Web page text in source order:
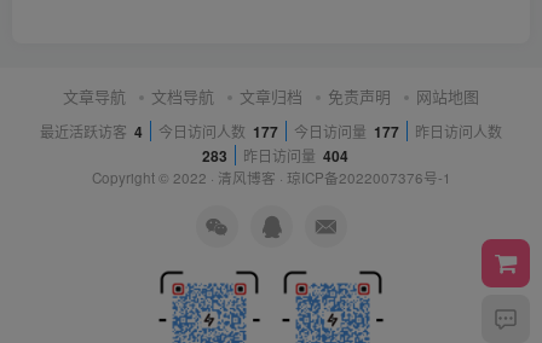
文章导航 文档导航 文章归档 免责声明 网站地图
最近活跃访客 4 今日访问人数 177 今日访问量 177 昨日访问人数
283 昨日访问量 404
Copyright © 2022 · 清风博客 · 琼ICP备2022007376号-1